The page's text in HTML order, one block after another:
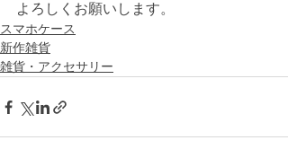
よろしくお願いします。
スマホケース
新作雑貨
雑貨・アクセサリー